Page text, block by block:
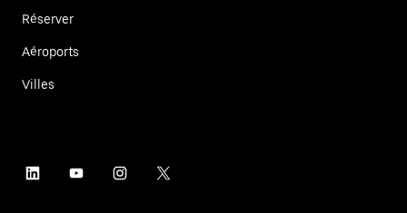
Réserver
Aéroports
Villes